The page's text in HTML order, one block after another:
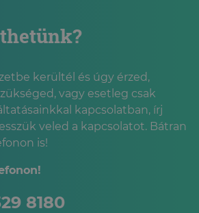
kerültél és úgy érzed,
vagy esetleg csak
kapcsolatban, írj
veled a kapcsolatot. Bátran
is!
8180